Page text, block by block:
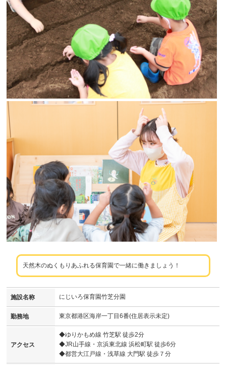
天然木のぬくもりあふれる保育園で一緒に働きましょう！
施設名称 にじいろ保育園竹芝分園
勤務地 東京都港区海岸一丁目6番(住居表示未定)
アクセス
◆ゆりかもめ線 竹芝駅 徒歩2分
◆JR山手線・京浜東北線 浜松町駅 徒歩6分
◆都営大江戸線・浅草線 大門駅 徒歩７分